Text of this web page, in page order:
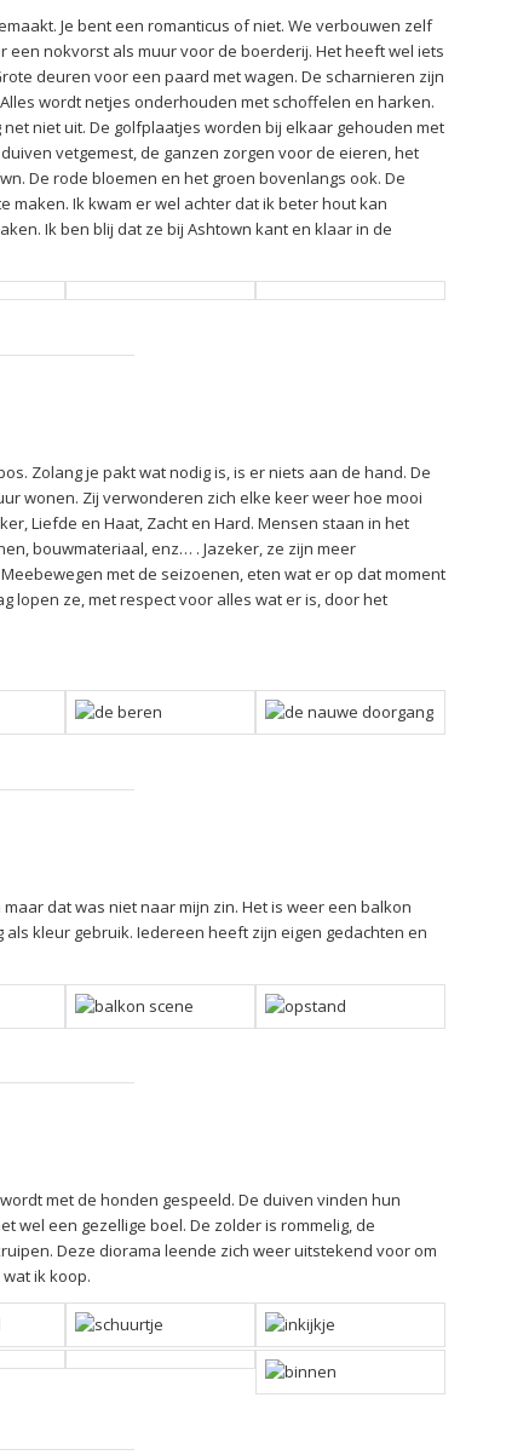
Je bent een romanticus of niet. We verbouwen zelf
een nokvorst als muur voor de boerderij. Het heeft wel iets
deuren voor een paard met wagen. De scharnieren zijn
wordt netjes onderhouden met schoffelen en harken.
niet uit. De golfplaatjes worden bij elkaar gehouden met
vetgemest, de ganzen zorgen voor de eieren, het
De rode bloemen en het groen bovenlangs ook. De
Ik kwam er wel achter dat ik beter hout kan
Ik ben blij dat ze bij Ashtown kant en klaar in de
Zolang je pakt wat nodig is, is er niets aan de hand. De
wonen. Zij verwonderen zich elke keer weer hoe mooi
Liefde en Haat, Zacht en Hard. Mensen staan in het
bouwmateriaal, enz… . Jazeker, ze zijn meer
met de seizoenen, eten wat er op dat moment
lopen ze, met respect voor alles wat er is, door het
dat was niet naar mijn zin. Het is weer een balkon
kleur gebruik. Iedereen heeft zijn eigen gedachten en
met de honden gespeeld. De duiven vinden hun
wel een gezellige boel. De zolder is rommelig, de
Deze diorama leende zich weer uitstekend voor om
ik koop.